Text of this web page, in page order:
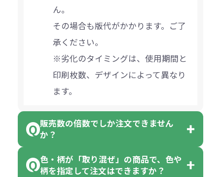
ん。
その場合も版代がかかります。ご了
承ください。
※劣化のタイミングは、使用期間と
印刷枚数、デザインによって異なり
ます。
販売数の倍数でしか注文できません
か？
一部商品（※）を除き、注文可能数
色・柄が「取り混ぜ」の商品で、色や
柄を指定して注文はできますか？